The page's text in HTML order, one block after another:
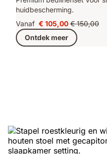
huidbescherming.
Vanaf Prijs
€ 105,00
€ 105,00
prijs
€ 150,00
€ 150,00
Ontdek meer